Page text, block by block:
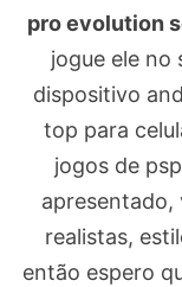
pro evolution
jogue ele no
dispositivo
top para
jogos de
apresentado,
realistas,
então espero